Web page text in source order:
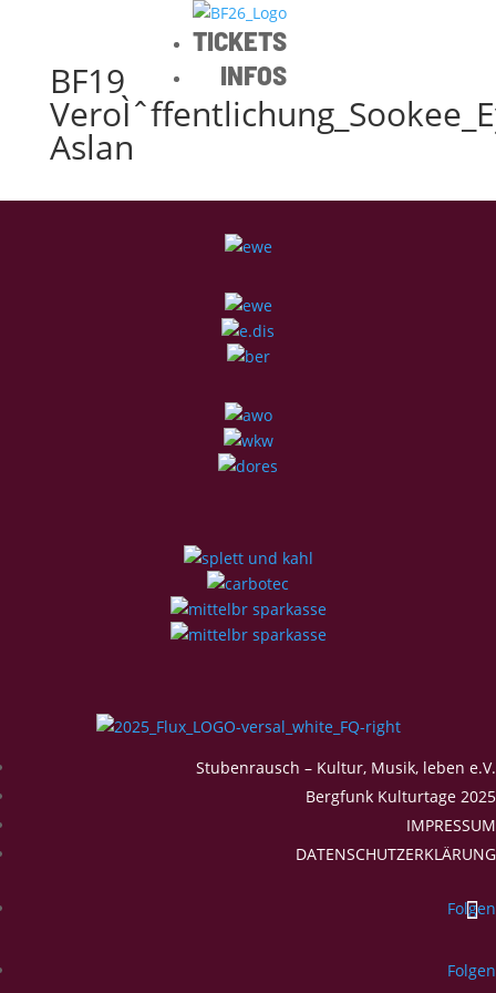
TICKETS
INFOS
BF19
Aslan
Stubenrausch – Kultur, Musik, leben e.V.
Bergfunk Kulturtage 2025
IMPRESSUM
DATENSCHUTZERKLÄRUNG
Folgen
Folgen